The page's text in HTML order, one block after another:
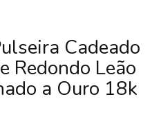
Cadeado
Redondo Leão
a Ouro 18k